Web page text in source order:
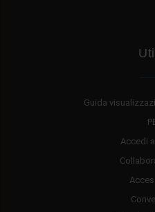
Guida
Accedi